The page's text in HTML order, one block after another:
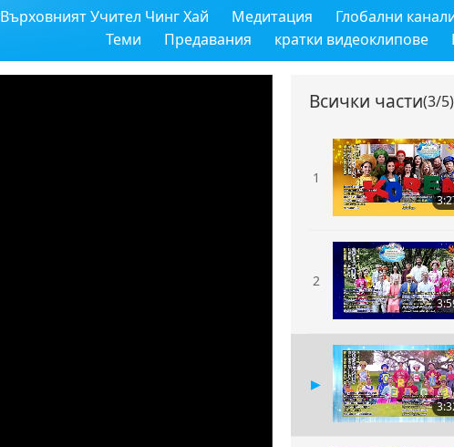
Върховният Учител Чинг Хай Медитация Глобални
Теми
Предавания кратки видеоклипове
Всички части(3/5)
1
2